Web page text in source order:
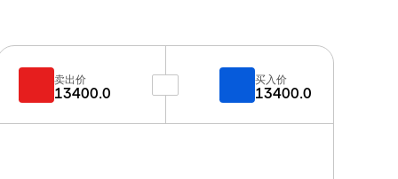
卖出价
13400.0
买入价
13400.0